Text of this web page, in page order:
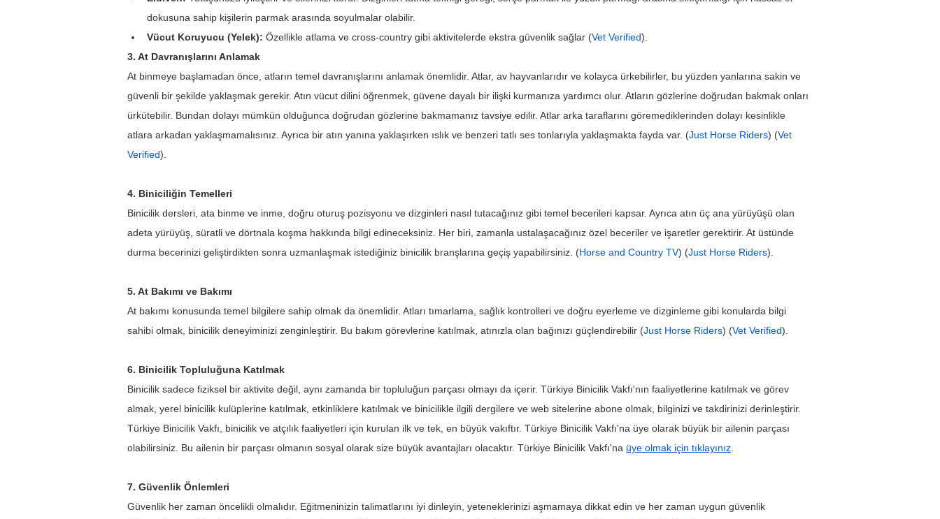
dokusuna sahip kişilerin parmak arasında soyulmalar olabilir.
Vücut Koruyucu (Yelek): Özellikle atlama ve cross-country gibi aktivitelerde ekstra güvenlik sağlar (Vet Verified).
3. At Davranışlarını Anlamak
At binmeye başlamadan önce, atların temel davranışlarını anlamak önemlidir. Atlar, av hayvanlarıdır ve kolayca ürkebilirler, bu yüzden yanlarına sakin ve
güvenli bir şekilde yaklaşmak gerekir. Atın vücut dilini öğrenmek, güvene dayalı bir ilişki kurmanıza yardımcı olur. Atların gözlerine doğrudan bakmak onları
ürkütebilir. Bundan dolayı mümkün olduğunca doğrudan gözlerine bakmamanız tavsiye edilir. Atlar arka taraflarını göremediklerinden dolayı kesinlikle
atlara arkadan yaklaşmamalısınız. Ayrıca bir atın yanına yaklaşırken ıslık ve benzeri tatlı ses tonlarıyla yaklaşmakta fayda var. (Just Horse Riders) (Vet
Verified).
4. Biniciliğin Temelleri
Binicilik dersleri, ata binme ve inme, doğru oturuş pozisyonu ve dizginleri nasıl tutacağınız gibi temel becerileri kapsar. Ayrıca atın üç ana yürüyüşü olan
adeta yürüyüş, süratli ve dörtnala koşma hakkında bilgi edineceksiniz. Her biri, zamanla ustalaşacağınız özel beceriler ve işaretler gerektirir. At üstünde
durma becerinizi geliştirdikten sonra uzmanlaşmak istediğiniz binicilik branşlarına geçiş yapabilirsiniz. (Horse and Country TV) (Just Horse Riders).
5. At Bakımı ve Bakımı
At bakımı konusunda temel bilgilere sahip olmak da önemlidir. Atları tımarlama, sağlık kontrolleri ve doğru eyerleme ve dizginleme gibi konularda bilgi
sahibi olmak, binicilik deneyiminizi zenginleştirir. Bu bakım görevlerine katılmak, atınızla olan bağınızı güçlendirebilir (Just Horse Riders) (Vet Verified).
6. Binicilik Topluluğuna Katılmak
Binicilik sadece fiziksel bir aktivite değil, aynı zamanda bir topluluğun parçası olmayı da içerir. Türkiye Binicilik Vakfı'nın faaliyetlerine katılmak ve görev
almak, yerel binicilik kulüplerine katılmak, etkinliklere katılmak ve binicilikle ilgili dergilere ve web sitelerine abone olmak, bilginizi ve takdirinizi derinleştirir.
Türkiye Binicilik Vakfı, binicilik ve atçılık faaliyetleri için kurulan ilk ve tek, en büyük vakıftır. Türkiye Binicilik Vakfı'na üye olarak büyük bir ailenin parçası
olabilirsiniz. Bu ailenin bir parçası olmanın sosyal olarak size büyük avantajları olacaktır. Türkiye Binicilik Vakfı'na üye olmak için tıklayınız
7. Güvenlik Önlemleri
Güvenlik her zaman öncelikli olmalıdır. Eğitmeninizin talimatlarını iyi dinleyin, yeteneklerinizi aşmamaya dikkat edin ve her zaman uygun güvenlik